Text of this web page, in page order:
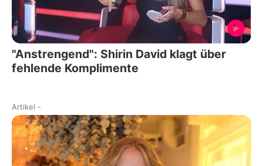
"Anstrengend": Shirin David klagt über
fehlende Komplimente
Artikel -